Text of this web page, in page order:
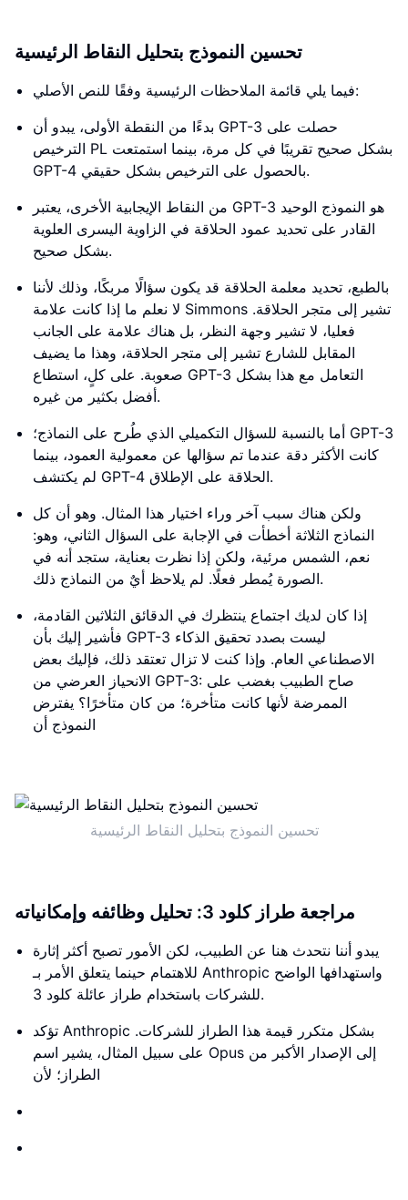
تحسين النموذج بتحليل النقاط الرئيسية
فيما يلي قائمة الملاحظات الرئيسية وفقًا للنص الأصلي:
بدءًا من النقطة الأولى، يبدو أن GPT-3 حصلت على
الترخيص PL بشكل صحيح تقريبًا في كل مرة، بينما استمتعت
GPT-4 بالحصول على الترخيص بشكل حقيقي.
من النقاط الإيجابية الأخرى، يعتبر GPT-3 هو النموذج الوحيد
القادر على تحديد عمود الحلاقة في الزاوية اليسرى العلوية
بشكل صحيح.
بالطبع، تحديد معلمة الحلاقة قد يكون سؤالًا مربكًا، وذلك لأننا
لا نعلم ما إذا كانت علامة Simmons تشير إلى متجر الحلاقة.
فعليا، لا تشير وجهة النظر، بل هناك علامة على الجانب
المقابل للشارع تشير إلى متجر الحلاقة، وهذا ما يضيف
صعوبة. على كلٍ، استطاع GPT-3 التعامل مع هذا بشكل
أفضل بكثير من غيره.
أما بالنسبة للسؤال التكميلي الذي طُرح على النماذج؛ GPT-3
كانت الأكثر دقة عندما تم سؤالها عن معمولية العمود، بينما
لم يكتشف GPT-4 الحلاقة على الإطلاق.
ولكن هناك سبب آخر وراء اختيار هذا المثال. وهو أن كل
النماذج الثلاثة أخطأت في الإجابة على السؤال الثاني، وهو:
نعم، الشمس مرئية، ولكن إذا نظرت بعناية، ستجد أنه في
الصورة يُمطر فعلًا. لم يلاحظ أيٌ من النماذج ذلك.
إذا كان لديك اجتماع ينتظرك في الدقائق الثلاثين القادمة،
فأشير إليك بأن GPT-3 ليست بصدد تحقيق الذكاء
الاصطناعي العام. وإذا كنت لا تزال تعتقد ذلك، فإليك بعض
الانحياز العرضي من GPT-3: صاح الطبيب بغضب على
الممرضة لأنها كانت متأخرة؛ من كان متأخرًا؟ يفترض
النموذج أن
تحسين النموذج بتحليل النقاط الرئيسية
مراجعة طراز كلود 3: تحليل وظائفه وإمكانياته
يبدو أننا نتحدث هنا عن الطبيب، لكن الأمور تصبح أكثر إثارة
للاهتمام حينما يتعلق الأمر بـ Anthropic واستهدافها الواضح
للشركات باستخدام طراز عائلة كلود 3.
تؤكد Anthropic بشكل متكرر قيمة هذا الطراز للشركات.
على سبيل المثال، يشير اسم Opus إلى الإصدار الأكبر من
الطراز؛ لأن